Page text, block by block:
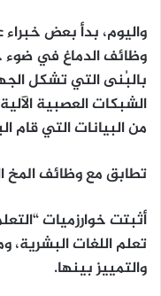
واليوم، بدأ بعض
وظائف الدماغ في ضوء
بالبُنى التي تشكل
الشبكات العصبية
من البيانات التي قام
تطابق مع وظائف المخ
أثبتت خوارزميات
تعلم اللغات
والتمييز بينها.